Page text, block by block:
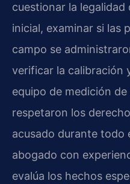
cuestionar la
inicial, examinar si las
campo se
verificar la calibración
equipo de medición
respetaron los
acusado durante todo
abogado con
evalúa los hechos